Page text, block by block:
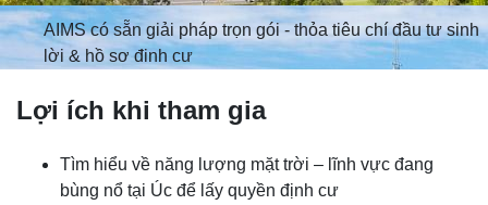
AIMS có sẵn giải pháp trọn gói - thỏa tiêu chí đầu tư sinh
lời & hồ sơ đinh cư
Lợi ích khi tham gia
Tìm hiểu về năng lượng mặt trời – lĩnh vực đang
bùng nổ tại Úc để lấy quyền định cư